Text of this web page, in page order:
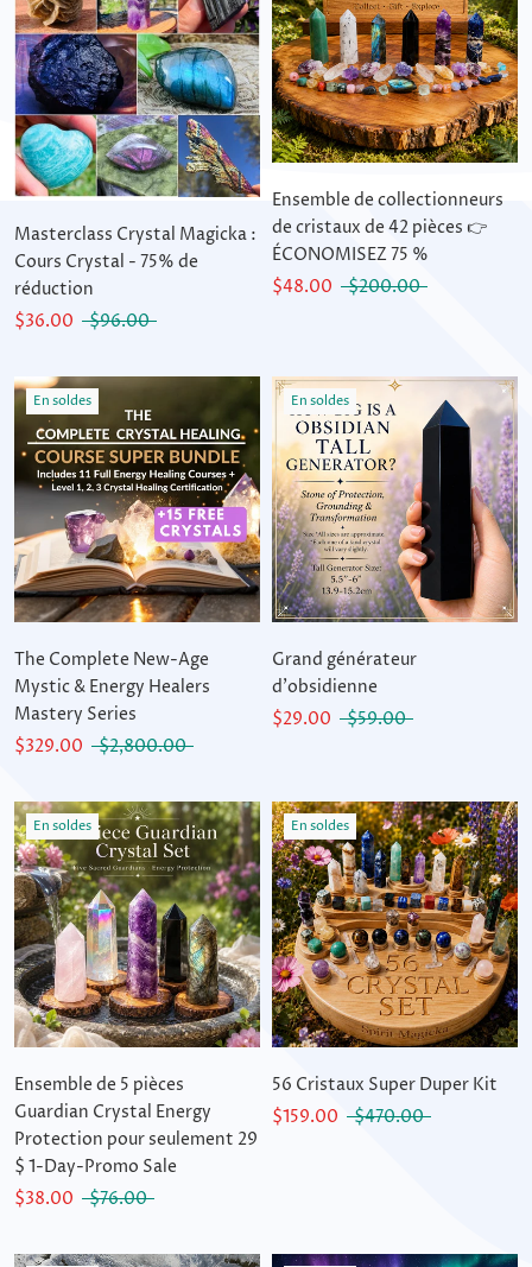
Masterclass Crystal Magicka :
Cours Crystal - 75% de
réduction
$36.00
$96.00
Ensemble de collectionneurs
de cristaux de 42 pièces 👉
ÉCONOMISEZ 75 %
$48.00
$200.00
En soldes
The Complete New-Age
Mystic & Energy Healers
Mastery Series
$329.00
$2,800.00
En soldes
Grand générateur
d'obsidienne
$29.00
$59.00
En soldes
Ensemble de 5 pièces
Guardian Crystal Energy
Protection pour seulement 29
$ 1-Day-Promo Sale
$38.00
$76.00
En soldes
56 Cristaux Super Duper Kit
$159.00
$470.00